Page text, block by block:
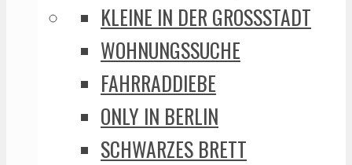
KLEINE IN DER GROSSSTADT
WOHNUNGSSUCHE
FAHRRADDIEBE
ONLY IN BERLIN
SCHWARZES BRETT